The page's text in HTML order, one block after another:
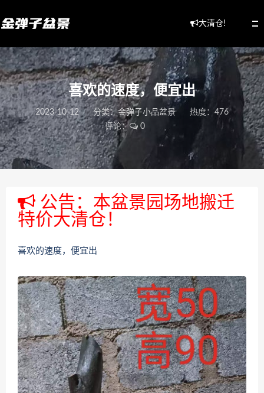
大清仓!
喜欢的速度，便宜出
2023-10-12 分类：金弹子小品盆景
热度：476
评论：
0
公告：本盆景园场地搬迁
特价大清仓！
喜欢的速度，便宜出